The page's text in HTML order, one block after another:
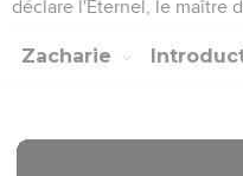
déclare l'Eternel, le maître
Zacharie